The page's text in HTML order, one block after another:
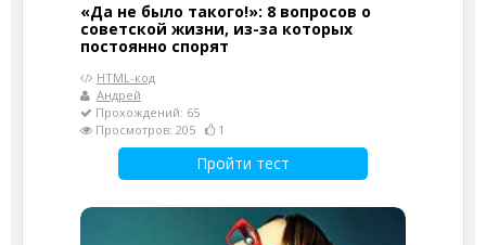
«Да не было такого!»: 8 вопросов о
советской жизни, из-за которых
постоянно спорят
HTML-код
Андрей
Прохождений: 65
Просмотров: 205
1
Пройти тест